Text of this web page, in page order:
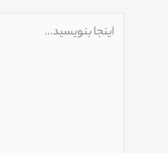
بنویسید…